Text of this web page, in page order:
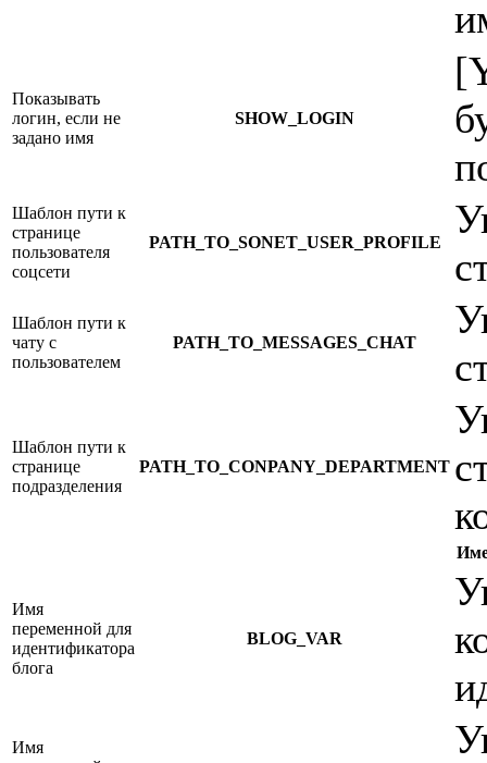
Показывать
логин, если не
задано имя
SHOW_LOGIN
Шаблон пути к
странице
пользователя
соцсети
PATH_TO_SONET_USER_PROFILE
Шаблон пути к
чату с
пользователем
PATH_TO_MESSAGES_CHAT
Шаблон пути к
странице
подразделения
PATH_TO_CONPANY_DEPARTMENT
Имя
переменной для
идентификатора
блога
BLOG_VAR
Имя